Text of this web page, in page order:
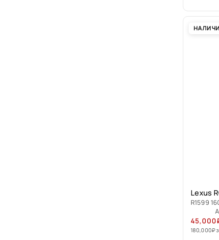
Lexus
R1599
45,000
180,000₽